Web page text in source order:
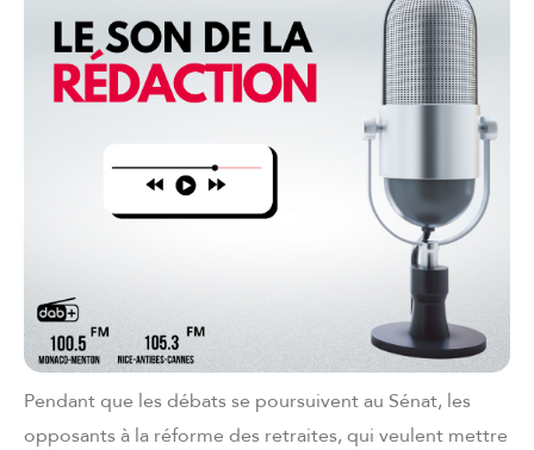
Pendant que les débats se poursuivent au Sénat, les
opposants à la réforme des retraites, qui veulent mettre